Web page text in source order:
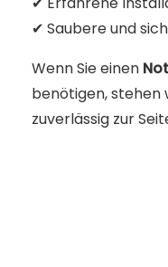
✔ Saubere und
Wenn Sie einen
benötigen, stehen
zuverlässig zur